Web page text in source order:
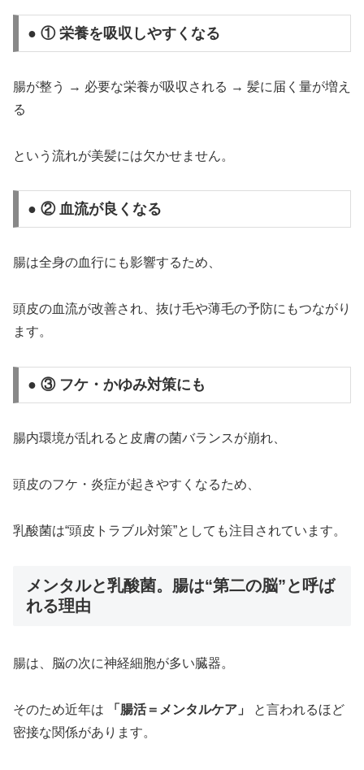
● ① 栄養を吸収しやすくなる
腸が整う → 必要な栄養が吸収される → 髪に届く量が増え
る
という流れが美髪には欠かせません。
● ② 血流が良くなる
腸は全身の血行にも影響するため、
頭皮の血流が改善され、抜け毛や薄毛の予防にもつながり
ます。
● ③ フケ・かゆみ対策にも
腸内環境が乱れると皮膚の菌バランスが崩れ、
頭皮のフケ・炎症が起きやすくなるため、
乳酸菌は“頭皮トラブル対策”としても注目されています。
メンタルと乳酸菌。腸は“第二の脳”と呼ば
れる理由
腸は、脳の次に神経細胞が多い臓器。
そのため近年は 「腸活＝メンタルケア」
と言われるほど
密接な関係があります。